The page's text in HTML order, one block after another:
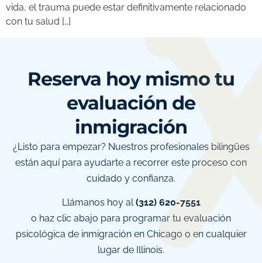
vida, el trauma puede estar definitivamente relacionado
con tu salud […]
Reserva hoy mismo tu
evaluación de
inmigración
¿Listo para empezar? Nuestros profesionales bilingües
están aquí para ayudarte a recorrer este proceso con
cuidado y confianza.
Llámanos hoy al(312) 620-7551
o haz clic abajo para programar tu evaluación
psicológica de inmigración en Chicago o en cualquier
lugar de Illinois.